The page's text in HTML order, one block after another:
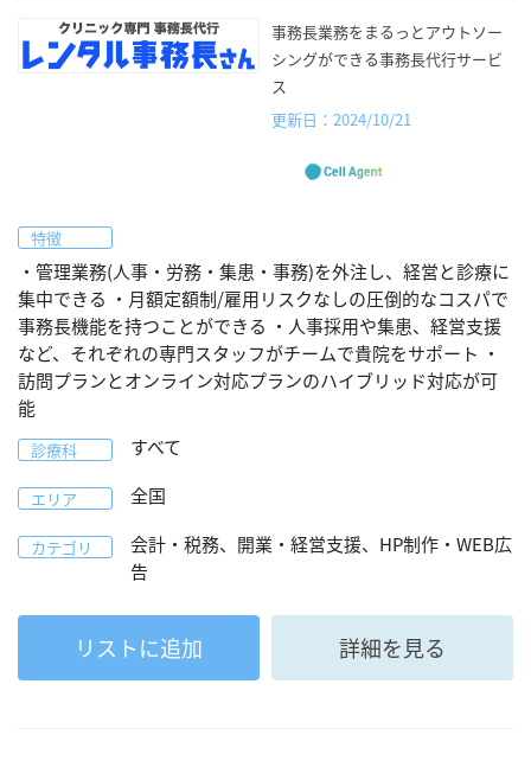
事務長業務をまるっとアウトソー
シングができる事務長代行サービ
ス
更新日：2024/10/21
特徴
・管理業務(人事・労務・集患・事務)を外注し、経営と診療に
集中できる ・月額定額制/雇用リスクなしの圧倒的なコスパで
事務長機能を持つことができる ・人事採用や集患、経営支援
など、それぞれの専門スタッフがチームで貴院をサポート ・
訪問プランとオンライン対応プランのハイブリッド対応が可
能
診療科 すべて
エリア 全国
カテゴリ
会計・税務、開業・経営支援、HP制作・WEB広
告
リストに追加 詳細を見る